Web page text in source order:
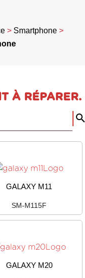
> Smartphone>
À RÉPARER.
GALAXY M11
SM-M115F
GALAXY M20